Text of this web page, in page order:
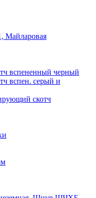
Майларовая
вспененный черный
вспен. серый и
скотч